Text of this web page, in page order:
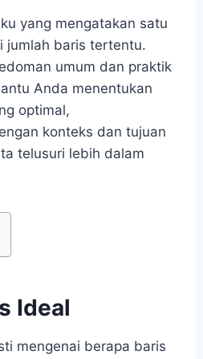
yang mengatakan satu
jumlah baris tertentu.
umum dan praktik
Anda menentukan
optimal,
konteks dan tujuan
telusuri lebih dalam
Ideal
mengenai berapa baris